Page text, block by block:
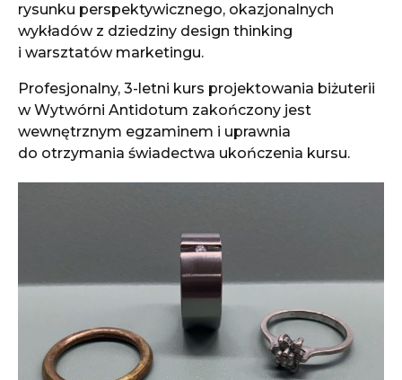
rysunku perspektywicznego, okazjonalnych
wykładów z dziedziny design thinking
i warsztatów marketingu.
Profesjonalny, 3-letni kurs projektowania biżuterii
w Wytwórni Antidotum zakończony jest
wewnętrznym egzaminem i uprawnia
do otrzymania świadectwa ukończenia kursu.